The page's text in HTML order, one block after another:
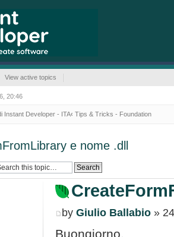
View active topics
20:46
Instant Developer - ITA‹ Tips & Tricks - Foundation
e nome .dll
by Giulio Ballabio»
Buongiorno,